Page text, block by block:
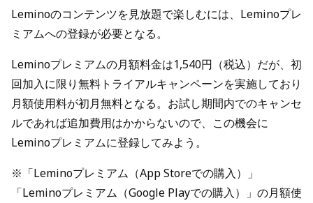
Leminoのコンテンツを見放題で楽しむには、Leminoプレ
ミアムへの登録が必要となる。
Leminoプレミアムの月額料金は1,540円（税込）だが、初
回加入に限り無料トライアルキャンペーンを実施しており
月額使用料が初月無料となる。お試し期間内でのキャンセ
ルであれば追加費用はかからないので、この機会に
Leminoプレミアムに登録してみよう。
※「Leminoプレミアム（App Storeでの購入）」
「Leminoプレミアム（Google Playでの購入）」の月額使